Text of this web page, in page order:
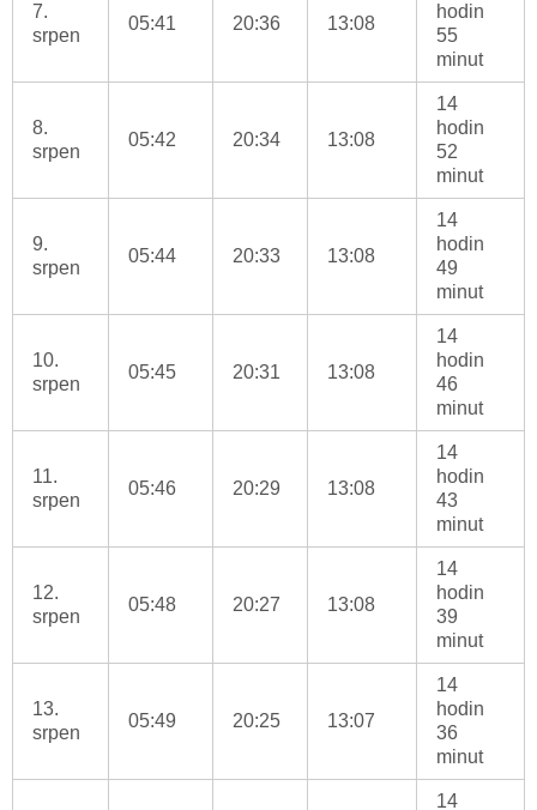
7.
srpen
05:41 20:36 13:08
hodin
55
minut
8.
srpen
05:42 20:34 13:08
14
hodin
52
minut
9.
srpen
05:44 20:33 13:08
14
hodin
49
minut
10.
srpen
05:45 20:31 13:08
14
hodin
46
minut
11.
srpen
05:46 20:29 13:08
14
hodin
43
minut
12.
srpen
05:48 20:27 13:08
14
hodin
39
minut
13.
srpen
05:49 20:25 13:07
14
hodin
36
minut
14